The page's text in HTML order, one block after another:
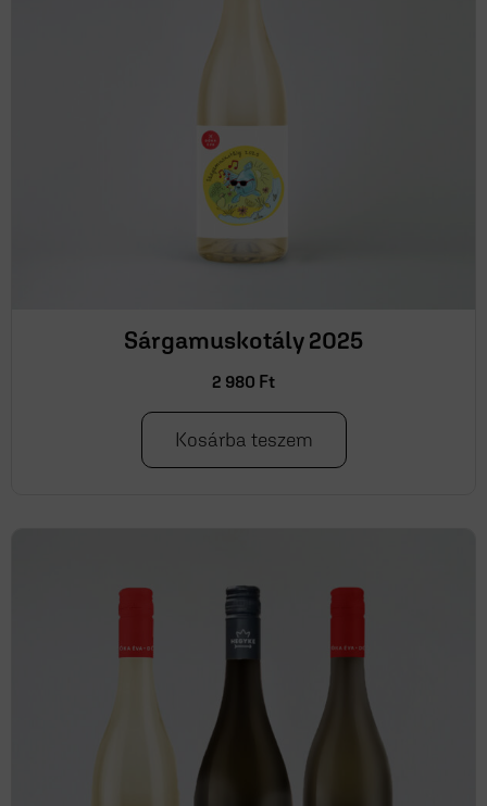
Sárgamuskotály 2025
2 980 Ft
Kosárba teszem